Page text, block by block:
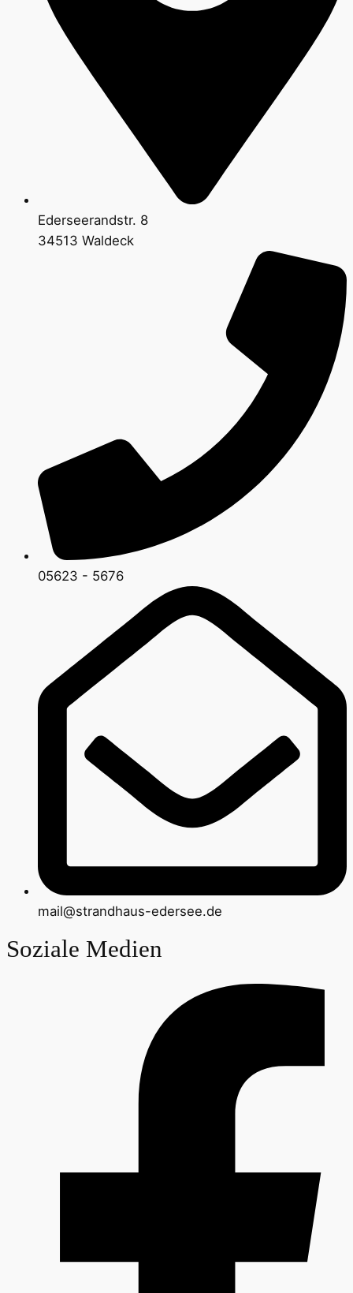
Ederseerandstr. 8
34513 Waldeck
05623 - 5676
mail@strandhaus-edersee.de
Soziale Medien